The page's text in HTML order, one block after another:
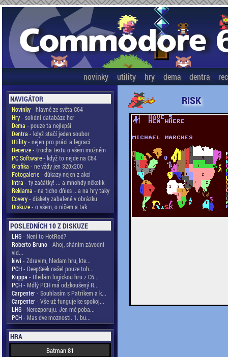
novinky utility hry dema dentra
NAVIGÁTOR
Novinky- hlavně ze světa C64
Hry- solidní databáze her
Dema - pouze ta nejlepší
Dentra - když stačí jeden soubor
Utility- nejen pro práci a legraci
Recenze- trocha textu o všem možném
PC Software- když to nejde na C64
Grafika - ne vždy jen 320x200
Fotogalerie- důkazy nejen z akcí
Intra - ty začátky! ... a mnohdy několik
Reklama - na ticho dňies .. a na hry taky
Covery- diskety zabalené v obrázku
Diskuze- o všem, o ničem a tak
POSLEDNÍCH 10 Z DISKUZE
LHS- Není to HotRod?
Roberto Bruno- Ahoj, sháním závodní
vid...
kiwi - Zdravim, hledam hru, kte...
PCH- DeepSeek našel pouze toh...
Kuppa - Hledám logickou hru z C6...
PCH- Mdlý PCH má odzkoušený R...
Carpenter- Souhlasím s Patrikem a k...
Carpenter- Vše už funguje ke spokoj...
LHS- Nerozporuju. Jen mě poba...
PCH- Mas dve moznosti. 1. bu...
HRA
Batman 81
RISK